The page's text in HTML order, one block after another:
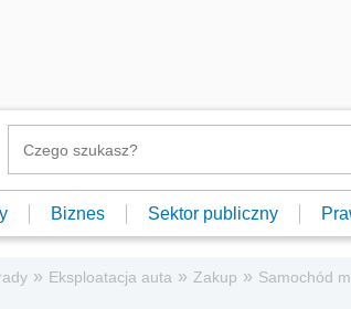
Biznes Sektor publiczny
» Eksploatacja auta » Zakup » Samochód